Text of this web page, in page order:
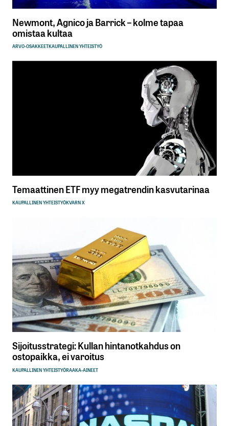
Newmont, Agnico ja Barrick – kolme tapaa
omistaa kultaa
ARVO-OSAKKEETKAUPALLINEN YHTEISTYÖ
Temaattinen ETF myy megatrendin kasvutarinaa
KAUPALLINEN YHTEISTYÖKVARN X
Sijoitusstrategi: Kullan hintanotkahdus on
ostopaikka, ei varoitus
KAUPALLINEN YHTEISTYÖRAAKA-AINEET